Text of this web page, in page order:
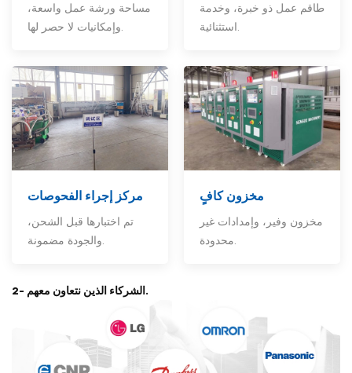
مساحة ورشة عمل واسعة،
طاقم عمل ذو خبرة، وخدمة
مركز إجراء الفحوصات
تم اختبارها قبل الشحن،
مخزون كافٍ
مخزون وفير، وإمدادات غير
2- الشركاء الذين نتعاون معهم.